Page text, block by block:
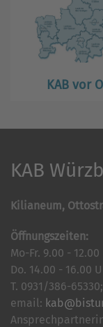
KAB vor
KAB
Kilianeum,
Öffnungszeiten:
Mo-Fr. 9.00 -
Do. 14.00 - 16.00
T. 0931/386-
email: